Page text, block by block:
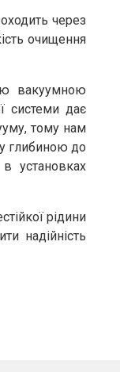
через
очищення
вакуумною
системи дає
тому нам
глибиною до
установках
рідини
надійність